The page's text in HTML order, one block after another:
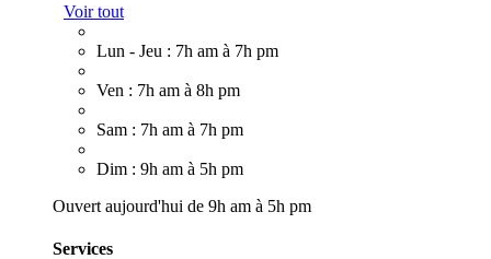
Voir tout
Lun - Jeu : 7h am à 7h pm
Ven : 7h am à 8h pm
Sam : 7h am à 7h pm
Dim : 9h am à 5h pm
Ouvert aujourd'hui de 9h am à 5h pm
Services